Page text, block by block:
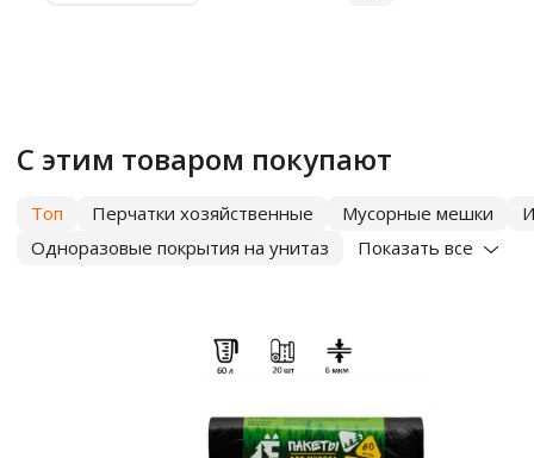
С этим товаром покупают
Топ Перчатки хозяйственные Мусорные мешки
Одноразовые покрытия на унитаз
Показать все